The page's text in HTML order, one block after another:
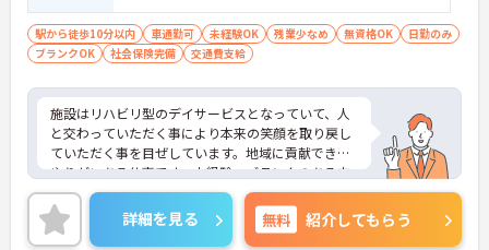
駅から徒歩10分以内 車通勤可 未経験OK 残業少なめ 無資格OK
日勤のみ
ブランクOK
社会保険完備 交通費支給
施設はリハビリ型のデイサービスとなっていて、人
と交わっていただく事により本来の笑顔を取り戻し
ていただく事を目ぜしています。地域に貢献できる
やりがいある仕事です。未経験、ブランクのある方
も歓迎されており、長期的な就業をお考えの方にも
おすすめの環境です。
詳細を見る 無料 紹介してもらう